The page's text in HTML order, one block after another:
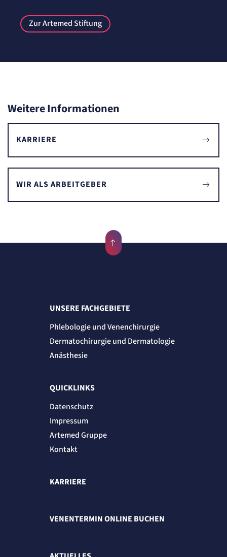
Zur Artemed Stiftung
Weitere Informationen
KARRIERE
WIR ALS ARBEITGEBER
UNSERE FACHGEBIETE
Phlebologie und Venenchirurgie
Dermatochirurgie und Dermatologie
Anästhesie
QUICKLINKS
Datenschutz
Impressum
Artemed Gruppe
Kontakt
KARRIERE
VENENTERMIN ONLINE BUCHEN